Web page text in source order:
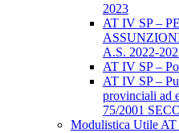
2023
AT IV SP –
A.S. 2022-
AT IV SP –
AT IV SP –
provinciali ad
75/2001
Modulistica Utile AT